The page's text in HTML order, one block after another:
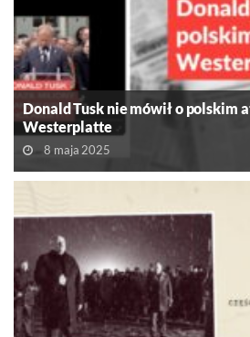
Donald Tusk nie mówił o polskim
Westerplatte
8 maja 2025